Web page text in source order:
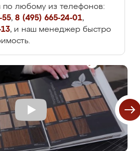
по любому из телефонов:
55, 8 (495) 665-24-01,
, и наш менеджер быстро